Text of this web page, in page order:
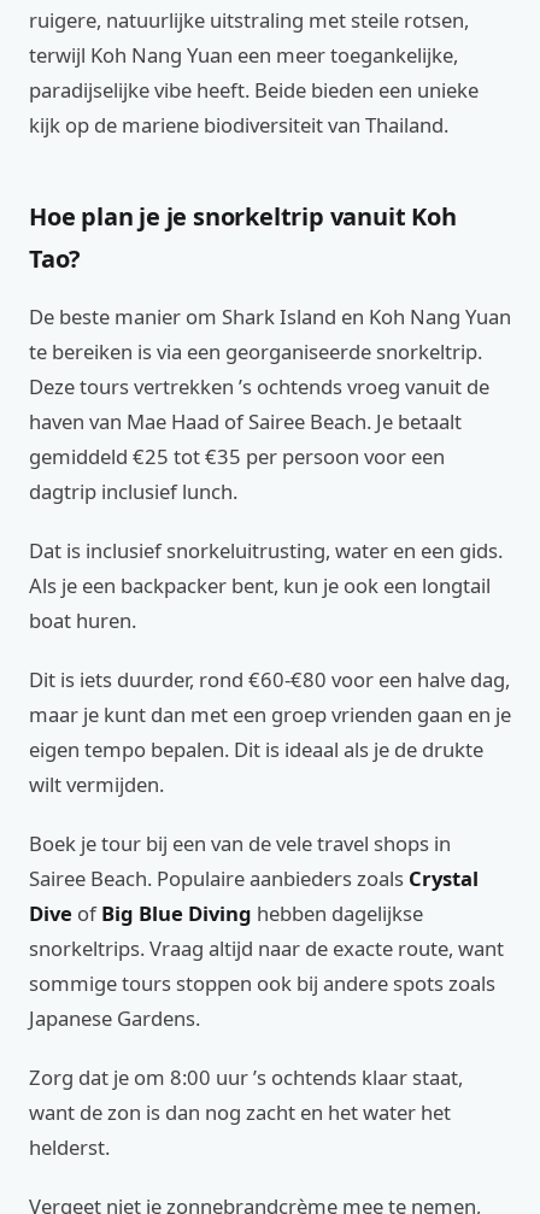
ruigere, natuurlijke uitstraling met steile rotsen,
terwijl Koh Nang Yuan een meer toegankelijke,
paradijselijke vibe heeft. Beide bieden een unieke
kijk op de mariene biodiversiteit van Thailand.
Hoe plan je je snorkeltrip vanuit Koh
Tao?
De beste manier om Shark Island en Koh Nang Yuan
te bereiken is via een georganiseerde snorkeltrip.
Deze tours vertrekken ’s ochtends vroeg vanuit de
haven van Mae Haad of Sairee Beach. Je betaalt
gemiddeld €25 tot €35 per persoon voor een
dagtrip inclusief lunch.
Dat is inclusief snorkeluitrusting, water en een gids.
Als je een backpacker bent, kun je ook een longtail
boat huren.
Dit is iets duurder, rond €60-€80 voor een halve dag,
maar je kunt dan met een groep vrienden gaan en je
eigen tempo bepalen. Dit is ideaal als je de drukte
wilt vermijden.
Boek je tour bij een van de vele travel shops in
Sairee Beach. Populaire aanbieders zoals Crystal
Dive ofBig Blue Diving hebben dagelijkse
snorkeltrips. Vraag altijd naar de exacte route, want
sommige tours stoppen ook bij andere spots zoals
Japanese Gardens.
Zorg dat je om 8:00 uur ’s ochtends klaar staat,
want de zon is dan nog zacht en het water het
helderst.
Vergeet niet je zonnebrandcrème mee te nemen,